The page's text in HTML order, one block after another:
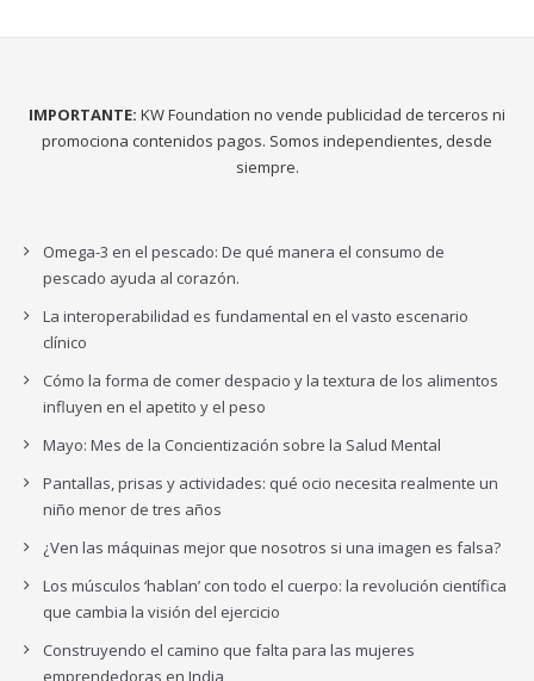
IMPORTANTE: KW Foundation no vende publicidad de terceros ni
promociona contenidos pagos. Somos independientes, desde
siempre.
Omega-3 en el pescado: De qué manera el consumo de
pescado ayuda al corazón.
La interoperabilidad es fundamental en el vasto escenario
clínico
Cómo la forma de comer despacio y la textura de los alimentos
influyen en el apetito y el peso
Mayo: Mes de la Concientización sobre la Salud Mental
Pantallas, prisas y actividades: qué ocio necesita realmente un
niño menor de tres años
¿Ven las máquinas mejor que nosotros si una imagen es falsa?
Los músculos ‘hablan’ con todo el cuerpo: la revolución científica
que cambia la visión del ejercicio
Construyendo el camino que falta para las mujeres
emprendedoras en India